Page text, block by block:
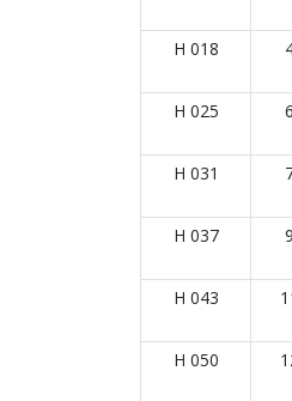
H 018
H 025
H 031
H 037
H 043
H 050